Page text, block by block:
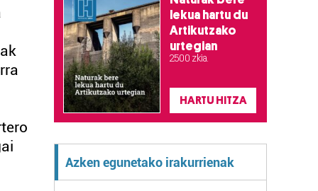
lekua hartu du
Artikutzako
urtegian
2.500 zkia.
HARTU HITZA
Azken egunetako irakurrienak